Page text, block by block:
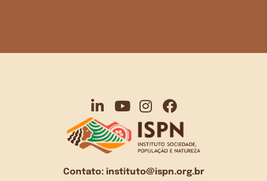
Contato: instituto@ispn.org.br